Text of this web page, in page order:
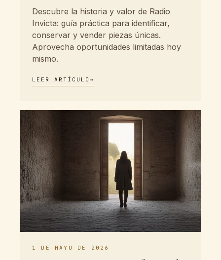
Descubre la historia y valor de Radio
Invicta: guía práctica para identificar,
conservar y vender piezas únicas.
Aprovecha oportunidades limitadas hoy
mismo.
LEER ARTÍCULO →
1 DE MAYO DE 2026